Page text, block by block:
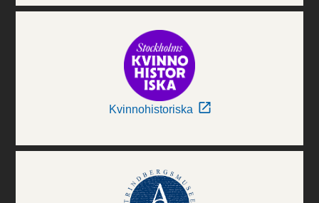
Kvinnohistoriska